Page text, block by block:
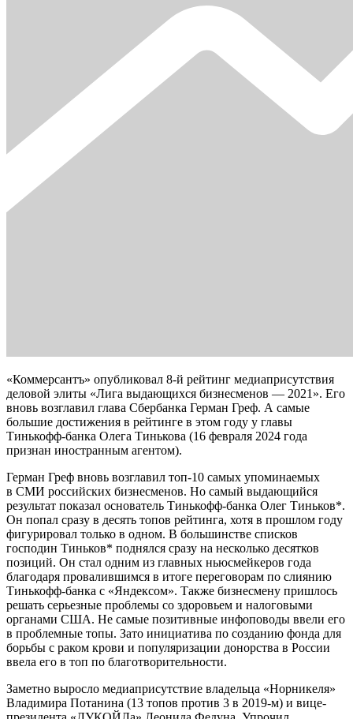
«Коммерсантъ» опубликовал 8-й рейтинг медиаприсутствия
деловой элиты «Лига выдающихся бизнесменов — 2021». Его
вновь возглавил глава Сбербанка Герман Греф. А самые
большие достижения в рейтинге в этом году у главы
Тинькофф-банка Олега Тинькова (16 февраля 2024 года
признан иностранным агентом).
Герман Греф вновь возглавил топ-10 самых упоминаемых
в СМИ российских бизнесменов. Но самый выдающийся
результат показал основатель Тинькофф-банка Олег Тиньков*.
Он попал сразу в десять топов рейтинга, хотя в прошлом году
фигурировал только в одном. В большинстве списков
господин Тиньков* поднялся сразу на несколько десятков
позиций. Он стал одним из главных ньюсмейкеров года
благодаря провалившимся в итоге переговорам по слиянию
Тинькофф-банка с «Яндексом». Также бизнесмену пришлось
решать серьезные проблемы со здоровьем и налоговыми
органами США. Не самые позитивные инфоповоды ввели его
в проблемные топы. Зато инициатива по созданию фонда для
борьбы с раком крови и популяризации донорства в России
ввела его в топ по благотворительности.
Заметно выросло медиаприсутствие владельца «Норникеля»
Владимира Потанина (13 топов против 3 в 2019-м) и вице-